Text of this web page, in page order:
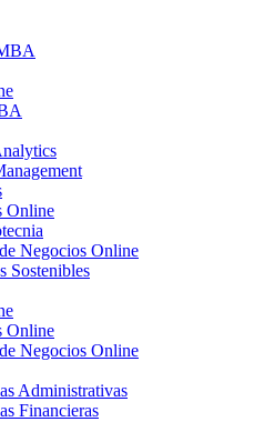
Online
Negocios Online
Sostenibles
Online
Negocios Online
Administrativas
Financieras